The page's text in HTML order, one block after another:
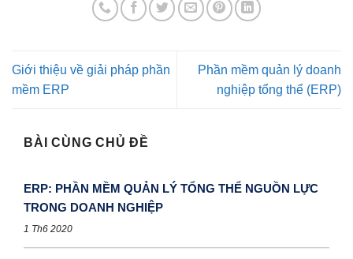
Giới thiệu về giải pháp phần
mềm ERP
Phần mềm quản lý doanh
nghiệp tổng thể (ERP)
BÀI CÙNG CHỦ ĐỀ
ERP: PHẦN MỀM QUẢN LÝ TỔNG THỂ NGUỒN LỰC
TRONG DOANH NGHIỆP
1 Th6 2020